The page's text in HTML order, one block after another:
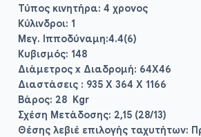
Τύπος κινητήρα: 4 χρονος
Κύλινδροι: 1
Μεγ. Ιπποδύναμη:4.4(6)
Κυβισμός: 148
Διάμετρος x Διαδρομή: 64X46
Διαστάσεις : 935 X 364 X 1166
Βάρος: 28 Kgr
Σχέση Μετάδοσης: 2,15 (28/13)
Θέσης λεβιέ επιλογής ταχυτήτων: